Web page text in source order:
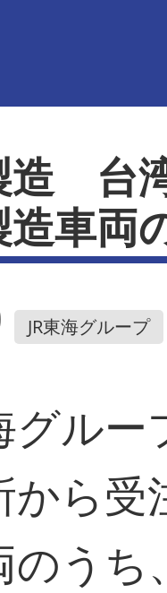
造 台
車両
JR東海グループ
ルー
から
のう